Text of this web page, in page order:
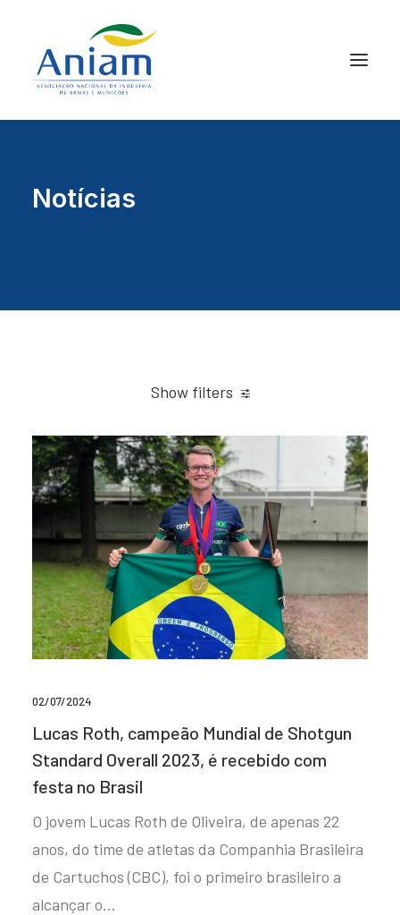
Notícias
Show filters
02/07/2024
Lucas Roth, campeão Mundial de Shotgun
Standard Overall 2023, é recebido com
festa no Brasil
O jovem Lucas Roth de Oliveira, de apenas 22
anos, do time de atletas da Companhia Brasileira
de Cartuchos (CBC), foi o primeiro brasileiro a
alcançar o…